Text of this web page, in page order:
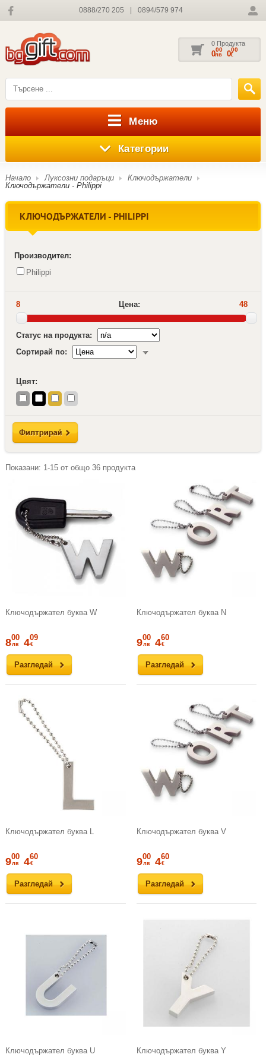
0888/270 205 0894/579 974
0 Продукта
000
лв 000
€
Меню
Категории
Начало Луксозни подаръци
Ключодържатели
Ключодържатели - Philippi
КЛЮЧОДЪРЖАТЕЛИ - PHILIPPI
Производител:
Philippi
8 Цена: 48
Статус на продукта:
Сортирай по:
Цвят:
Показани: 1-15от общо 36продукта
Ключодържател буква W
Разгледай
800
лв 409
€
Ключодържател буква N
Разгледай
900
лв 460
€
Ключодържател буква L
Разгледай
900
лв 460
€
Ключодържател буква V
Разгледай
900
лв 460
€
Ключодържател буква U Ключодържател буква Y